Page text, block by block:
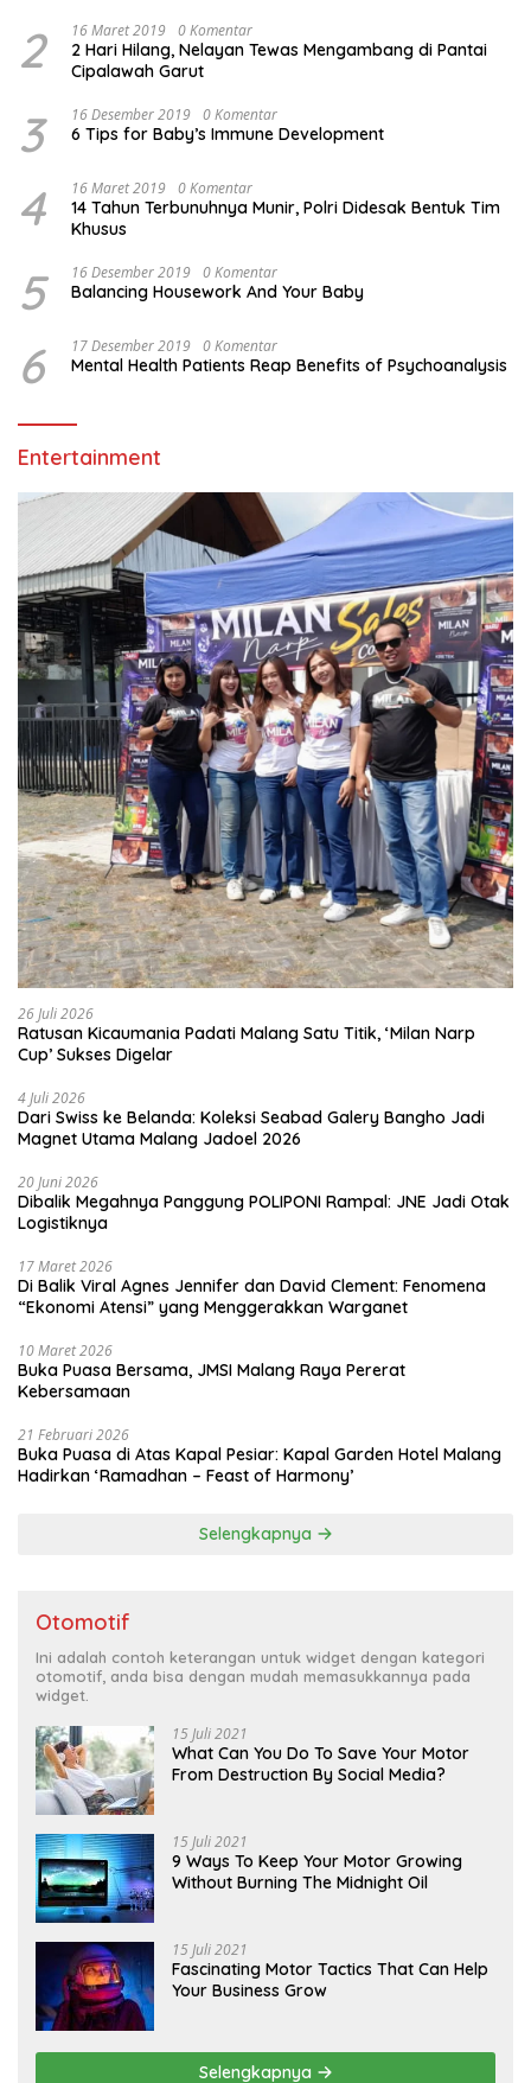
2 16 Maret 2019 0 Komentar
2 Hari Hilang, Nelayan Tewas Mengambang di Pantai
Cipalawah Garut
3 16 Desember 2019 0 Komentar
6 Tips for Baby’s Immune Development
4 16 Maret 2019 0 Komentar
14 Tahun Terbunuhnya Munir, Polri Didesak Bentuk Tim
Khusus
5 16 Desember 2019 0 Komentar
Balancing Housework And Your Baby
6 17 Desember 2019 0 Komentar
Mental Health Patients Reap Benefits of Psychoanalysis
Entertainment
26 Juli 2026
Ratusan Kicaumania Padati Malang Satu Titik, ‘Milan Narp
Cup’ Sukses Digelar
4 Juli 2026
Dari Swiss ke Belanda: Koleksi Seabad Galery Bangho Jadi
Magnet Utama Malang Jadoel 2026
20 Juni 2026
Dibalik Megahnya Panggung POLIPONI Rampal: JNE Jadi Otak
Logistiknya
17 Maret 2026
Di Balik Viral Agnes Jennifer dan David Clement: Fenomena
“Ekonomi Atensi” yang Menggerakkan Warganet
10 Maret 2026
Buka Puasa Bersama, JMSI Malang Raya Pererat
Kebersamaan
21 Februari 2026
Buka Puasa di Atas Kapal Pesiar: Kapal Garden Hotel Malang
Hadirkan ‘Ramadhan – Feast of Harmony’
Selengkapnya
Otomotif
Ini adalah contoh keterangan untuk widget dengan kategori
otomotif, anda bisa dengan mudah memasukkannya pada
widget.
15 Juli 2021
What Can You Do To Save Your Motor
From Destruction By Social Media?
15 Juli 2021
9 Ways To Keep Your Motor Growing
Without Burning The Midnight Oil
15 Juli 2021
Fascinating Motor Tactics That Can Help
Your Business Grow
Selengkapnya